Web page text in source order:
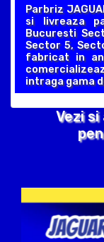
Parbriz
si livreaza
Bucuresti
Sector 5,
fabricat in
intraga gama
Vezi